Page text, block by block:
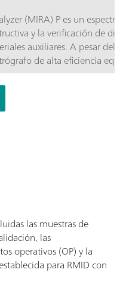
(MIRA) P es un
y la verificación de
auxiliares. A pesar del
de alta eficiencia
la totalidad de las
MIRA P según sus
esenciales para el
MIRA, la librería
las muestras de
las
operativos (OP) y la
para RMID con